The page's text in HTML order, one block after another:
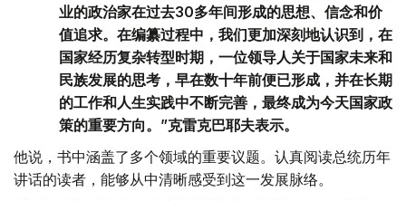
业的政治家在过去30多年间形成的思想、信念和价
值追求。在编纂过程中，我们更加深刻地认识到，在
国家经历复杂转型时期，一位领导人关于国家未来和
民族发展的思考，早在数十年前便已形成，并在长期
的工作和人生实践中不断完善，最终成为今天国家政
策的重要方向。”克雷克巴耶夫表示。
他说，书中涵盖了多个领域的重要议题。认真阅读总统历年
讲话的读者，能够从中清晰感受到这一发展脉络。